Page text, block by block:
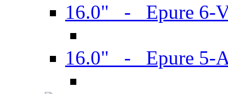
16.0" - Epure 6-
16.0" - Epure 5-